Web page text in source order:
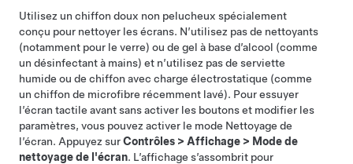
Utilisez un chiffon doux non pelucheux spécialement
conçu pour nettoyer les écrans. N’utilisez pas de nettoyants
(notamment pour le verre) ou de gel à base d’alcool (comme
un désinfectant à mains) et n’utilisez pas de serviette
humide ou de chiffon avec charge électrostatique (comme
un chiffon de microfibre récemment lavé). Pour essuyer
l’écran tactile avant sans activer les boutons et modifier les
paramètres, vous pouvez activer le mode Nettoyage de
l’écran. Appuyez surContrôles > Affichage > Mode de
nettoyage de l'écran. L’affichage s’assombrit pour